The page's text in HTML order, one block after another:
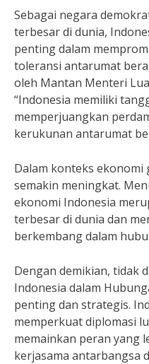
Sebagai negara
terbesar di dunia,
penting dalam
toleransi antarumat
oleh Mantan Menteri
“Indonesia memiliki
memperjuangkan
kerukunan antarumat
Dalam konteks ekonomi
semakin meningkat.
ekonomi Indonesia
terbesar di dunia dan
berkembang dalam
Dengan demikian, tidak
Indonesia dalam
penting dan strategis.
memperkuat diplomasi
memainkan peran yang
kerjasama antarbangsa